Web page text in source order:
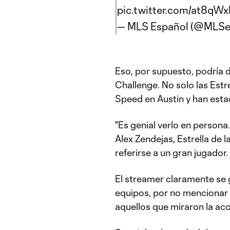
pic.twitter.com/
— MLS Español
Eso, por supuesto, podría
Challenge. No solo las
Speed en Austin y han
"Es genial verlo en
Alex Zendejas, Estrella de
referirse a un gran jugador.
El streamer claramente
equipos, por no
aquellos que miraron la